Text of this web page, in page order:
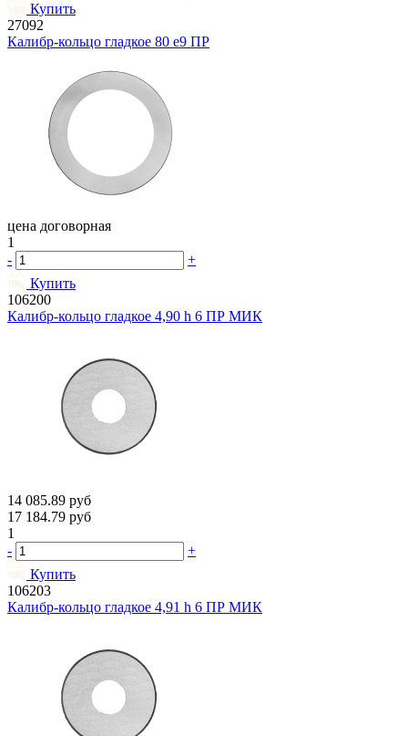
Купить
27092
Калибр-кольцо гладкое 80 e9 ПР
цена договорная
1
-
+
Купить
106200
Калибр-кольцо гладкое 4,90 h 6 ПР МИК
14 085.89 руб
17 184.79 руб
1
-
+
Купить
106203
Калибр-кольцо гладкое 4,91 h 6 ПР МИК